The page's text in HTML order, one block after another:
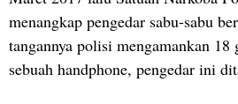
menangkap pengedar sabu-sabu
tangannya polisi mengamankan 18
sebuah handphone, pengedar ini